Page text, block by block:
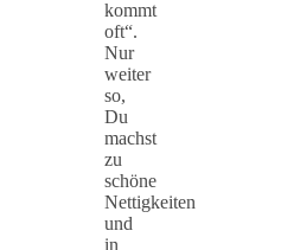
kommt
oft“.
Nur
weiter
so,
Du
machst
zu
schöne
Nettigkeiten
und
in